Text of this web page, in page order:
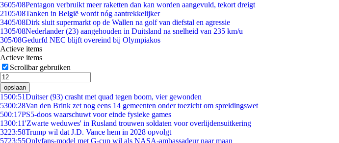
3605/08Pentagon verbruikt meer raketten dan kan worden aangevuld, tekort dreigt
2105/08Tanken in België wordt nóg aantrekkelijker
3405/08Dirk sluit supermarkt op de Wallen na golf van diefstal en agressie
1305/08Nederlander (23) aangehouden in Duitsland na snelheid van 235 km/u
305/08Gedurfd NEC blijft overeind bij Olympiakos
Actieve items
Actieve items
Scrollbar gebruiken
opslaan
1500:51Duitser (93) crasht met quad tegen boom, vier gewonden
5300:28Van den Brink zet nog eens 14 gemeenten onder toezicht om spreidingswet
500:17PS5-doos waarschuwt voor einde fysieke games
1300:11'Zwarte weduwes' in Rusland trouwen soldaten voor overlijdensuitkering
3223:58Trump wil dat J.D. Vance hem in 2028 opvolgt
5723:55Onlyfans-model met G-cup wil als NASA-ambassadeur naar maan